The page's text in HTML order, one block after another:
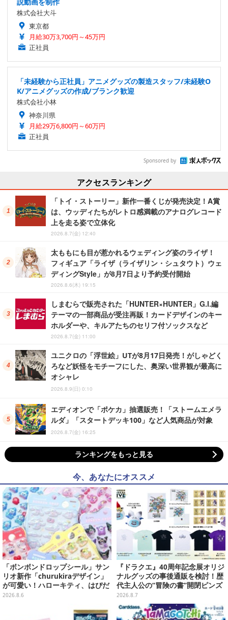
株式会社大斗
東京都
月給30万3,700円～45万円
正社員
「未経験から正社員」アニメグッズの製造スタッフ/未経験O
K/アニメグッズの作成/ブランク歓迎
株式会社小林
神奈川県
月給29万6,800円～60万円
正社員
Sponsored by
アクセスランキング
「トイ・ストーリー」新作一番くじが発売決定！A賞
は、ウッディたちがレトロ感満載のアナログレコード
上を走る姿で立体化
2026.8.7(金) 12:40
太ももにも目が惹かれるウェディング姿のライザ！
フィギュア「ライザ（ライザリン・シュタウト）ウェ
ディングStyle」が8月7日より予約受付開始
2026.8.6(木) 19:15
しまむらで販売された「HUNTER×HUNTER」G.I.編
テーマの一部商品が受注再販！カードデザインのキー
ホルダーや、キルアたちのセリフ付ソックスなど
2026.8.7(金) 11:00
ユニクロの「浮世絵」UTが8月17日発売！がしゃどく
ろなど妖怪をモチーフにした、奥深い世界観が最高に
オシャレ
2026.8.9(日) 0:10
エディオンで「ポケカ」抽選販売！「ストームエメラ
ルダ」「スタートデッキ100」など人気商品が対象
2026.8.7(金) 16:25
ランキングをもっと見る
今、あなたにオススメ
「ボンボンドロップシール」サン
リオ新作「churukiraデザイン」
が可愛い！ハローキティ、はぴだ
んぶいなど全8種類が順次展開
2026.8.6
『ドラクエ』40周年記念展オリジ
ナルグッズの事後通販を検討！歴
代主人公の“冒険の書”開閉ピンズ
をはじめ、ユニークなＴシャツや
雑貨など
2026.8.7